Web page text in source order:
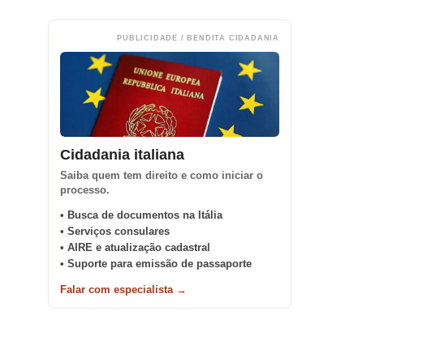
PUBLICIDADE / BENDITA CIDADANIA
Cidadania italiana
Saiba quem tem direito e como iniciar o
processo.
• Busca de documentos na Itália
• Serviços consulares
• AIRE e atualização cadastral
• Suporte para emissão de passaporte
Falar com especialista →